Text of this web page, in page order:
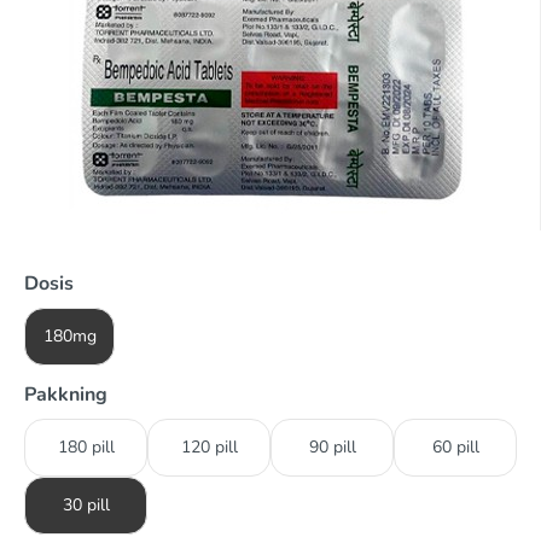
Dosis
180mg
Pakkning
180 pill 120 pill 90 pill 60 pill
30 pill